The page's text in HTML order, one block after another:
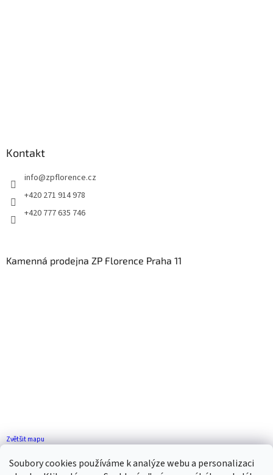
Soubory cookies používáme k analýze webu a personalizaci
Kontakt
info@zpflorence.cz
+420 271 914 978
+420 777 635 746
Kamenná prodejna ZP Florence Praha 11
Zvětšit mapu